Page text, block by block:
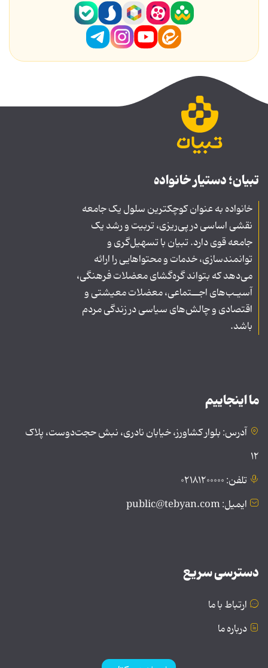
تبیان؛ دستیار خانواده
خانواده به عنوان کوچکترین سلول یک جامعه
نقشی اساسی در پی‌ریزی، تربیت و رشد یک
جامعه قوی دارد. تبیان با تسهیل‌گری و
توانمندسازی، خدمات و محتواهایی را ارائه
می‌دهد که بتواند گره‌گشای معضلات فرهنگی،
آسیـب‌های اجــتماعی، معضلات معیشتی و
اقتصادی و چالش‌های سیاسی در زندگی مردم
باشد.
ما اینجاییم
آدرس: بلوار کشاورز، خیابان نادری، نبش حجت‌دوست، پلاک
۱۲
تلفن: ۰۲۱۸۱۲۰۰۰۰۰
ایمیل: public@tebyan.com
دسترسی سریع
ارتباط با ما
درباره ما